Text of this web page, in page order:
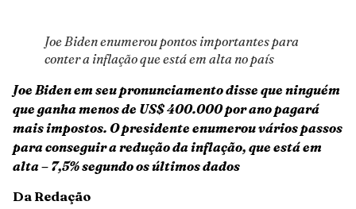
Joe Biden enumerou pontos importantes para
conter a inflação que está em alta no país
Joe Biden em seu pronunciamento disse que ninguém
que ganha menos de US$ 400.000 por ano pagará
mais impostos. O presidente enumerou vários passos
para conseguir a redução da inflação, que está em
alta – 7,5% segundo os últimos dados
Da Redação